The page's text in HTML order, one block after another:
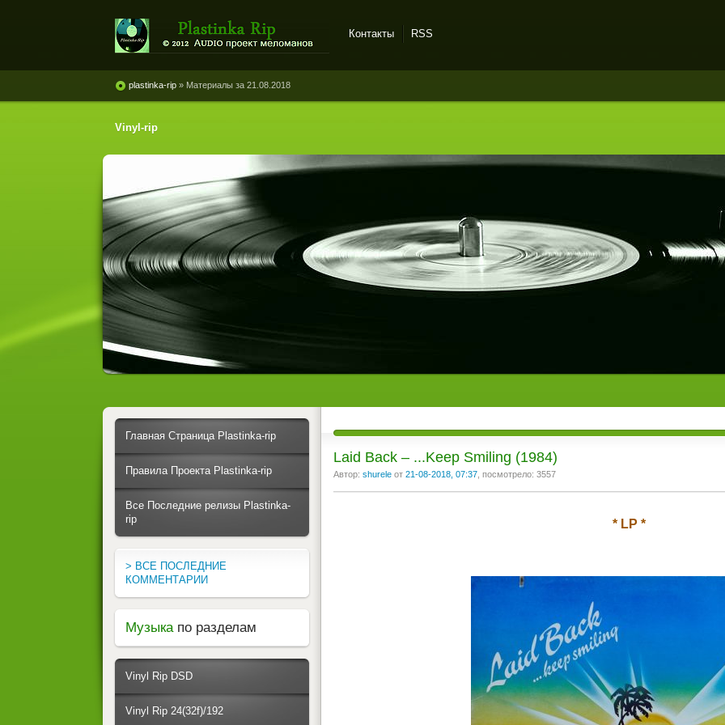
винила и магнитоальбомов
Контакты RSS
plastinka-rip » Материалы за 21.08.2018
Vinyl-rip
Laid Back ‎– ...Keep Smiling (1984)
Автор: shurele от 21-08-2018, 07:37 , посмотрело: 3557
* LP *
Главная Страница Plastinka-rip
Правила Проекта Plastinka-rip
Все Последние релизы Plastinka-
rip
> ВСЕ ПОСЛЕДНИЕ
КОММЕНТАРИИ
Музыка по разделам
Vinyl Rip DSD
Vinyl Rip 24(32f)/192